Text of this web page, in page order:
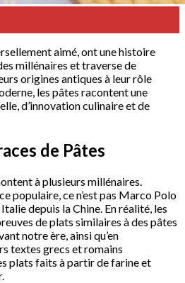
aimé, ont une histoire
millénaires et traverse de
origines antiques à leur rôle
les pâtes racontent une
d’innovation culinaire et de
de Pâtes
à plusieurs millénaires.
populaire, ce n’est pas Marco Polo
depuis la Chine. En réalité, les
de plats similaires à des pâtes
notre ère, ainsi qu’en
textes grecs et romains
plats faits à partir de farine et